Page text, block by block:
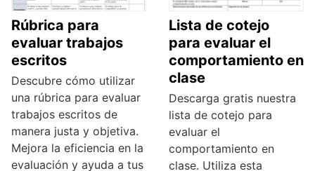
Rúbrica para
evaluar trabajos
escritos
Descubre cómo utilizar
una rúbrica para evaluar
trabajos escritos de
manera justa y objetiva.
Mejora la eficiencia en la
evaluación y ayuda a tus
Lista de cotejo
para evaluar el
comportamiento en
clase
Descarga gratis nuestra
lista de cotejo para
evaluar el
comportamiento en
clase. Utiliza esta